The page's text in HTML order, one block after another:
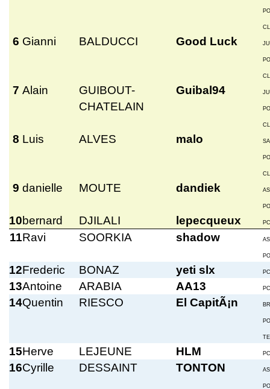
6 Gianni BALDUCCI Good Luck
7 Alain
GUIBOUT-
CHATELAIN
Guibal94
8 Luis ALVES malo
9 danielle MOUTE dandiek
10bernard DJILALI lepecqueux
11Ravi SOORKIA shadow
12Frederic BONAZ yeti slx
13Antoine ARABIA AA13
14Quentin RIESCO El CapitÃ¡n
15Herve LEJEUNE HLM
16Cyrille DESSAINT TONTON